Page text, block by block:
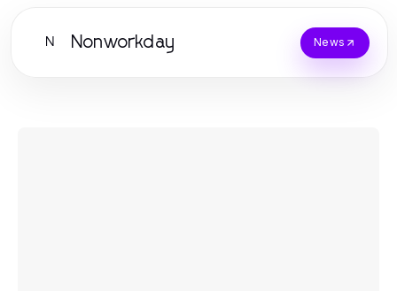
N Nonworkday News